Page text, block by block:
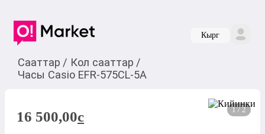
Кырг
Сааттар / Кол сааттар /
Часы Casio EFR-575CL-5A
1 / 2
16 500,00c